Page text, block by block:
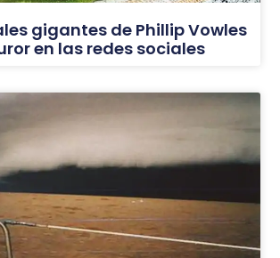
gigantes de Phillip Vowles
en las redes sociales